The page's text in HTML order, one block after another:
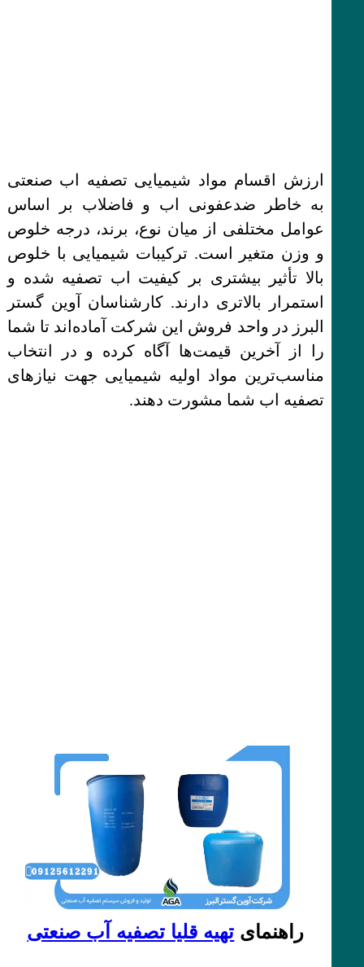
ارزش اقسام مواد شیمیایی تصفیه اب صنعتی
به خاطر ضدعفونی اب و فاضلاب بر اساس
عوامل مختلفی از میان نوع، برند، درجه خلوص
و وزن متغیر است. ترکیبات شیمیایی با خلوص
بالا تأثیر بیشتری بر کیفیت اب تصفیه شده و
استمرار بالاتری دارند. کارشناسان آوین گستر
البرز در واحد فروش این شرکت آماده‌اند تا شما
را از آخرین قیمت‌ها آگاه کرده و در انتخاب
مناسب‌ترین مواد اولیه شیمیایی جهت نیازهای
تصفیه اب شما مشورت دهند.
راهنمای تهیه قلیا تصفیه آب صنعتی